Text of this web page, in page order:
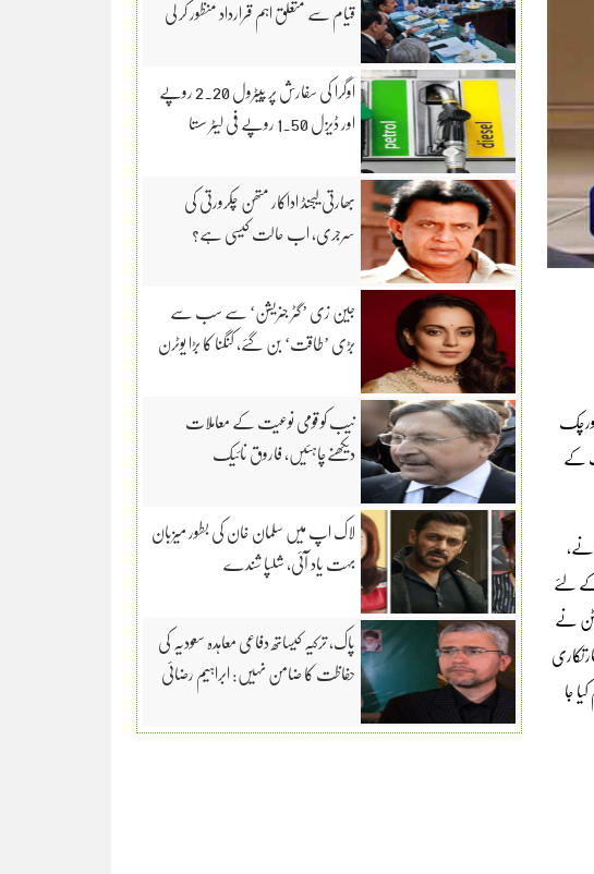
کے
لئے
نے
جا
قیام سے متعلق اہم قرارداد منظور کر لی
اوگرا کی سفارش پر پیٹرول 2.20 روپے
اور ڈیزل 1.50 روپے فی لیٹر سستا
بھارتی لیجنڈ اداکار متھن چکرورتی کی
سرجری، اب حالت کیسی ہے؟
جین زی ’گٹر جنریشن‘ سے سب سے
بڑی ’طاقت‘ بن گئے، کنگنا کا بڑا یوٹرن
نیب کو قومی نوعیت کے معاملات
دیکھنےچاہئیں، فاروق نائیک
لاک اپ میں سلمان خان کی بطور میزبان
بہت یاد آئی، شلپا شندے
پاک، ترکیہ کیساتھ دفاعی معاہدہ سعودیہ کی
حفاظت کا ضامن نہیں: ابراہیم رضائی